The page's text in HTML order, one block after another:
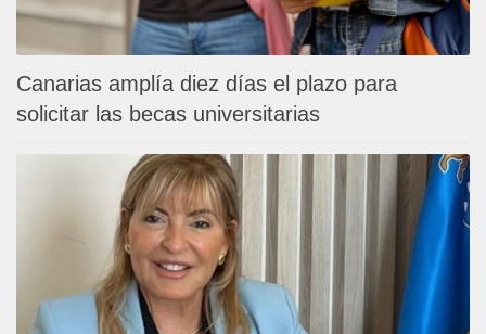
Canarias amplía diez días el plazo para
solicitar las becas universitarias